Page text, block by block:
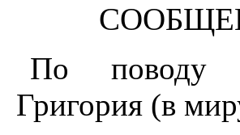
По поводу
Григория (в